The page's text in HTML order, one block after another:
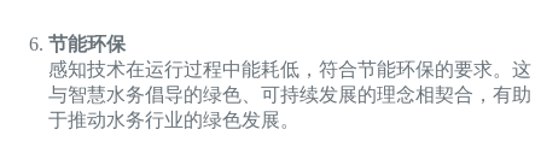
节能环保
感知技术在运行过程中能耗低，符合节能环保的要求。这
与智慧水务倡导的绿色、可持续发展的理念相契合，有助
于推动水务行业的绿色发展。